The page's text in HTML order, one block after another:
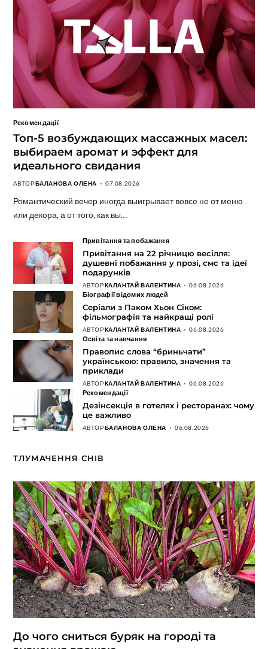
Рекомендації
Топ-5 возбуждающих массажных масел:
выбираем аромат и эффект для
идеального свидания
АВТОРБАЛАНОВА ОЛЕНА 07.08.2026
Романтический вечер иногда выигрывает вовсе не от меню
или декора, а от того, как вы…
Привітання та побажання
Привітання на 22 річницю весілля:
душевні побажання у прозі, смс та ідеї
подарунків
АВТОРКАЛАНТАЙ ВАЛЕНТИНА 06.08.2026
Біографії відомих людей
Серіали з Паком Хьон Сіком:
фільмографія та найкращі ролі
АВТОРКАЛАНТАЙ ВАЛЕНТИНА 06.08.2026
Освіта та навчання
Правопис слова “бриньчати”
українською: правило, значення та
приклади
АВТОРКАЛАНТАЙ ВАЛЕНТИНА 06.08.2026
Рекомендації
Дезінсекція в готелях і ресторанах: чому
це важливо
АВТОРБАЛАНОВА ОЛЕНА 06.08.2026
ТЛУМАЧЕННЯ СНІВ
До чого сниться буряк на городі та